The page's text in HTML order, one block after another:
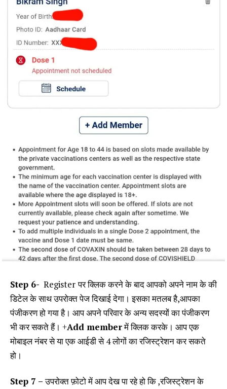
Step 6- Register पर क्लिक करने के बाद आपको अपने नाम के की
डिटेल के साथ उपरोक्त पेज दिखाई देगा। इसका मतलब है,आपका
पंजीकरण हो गया है। आप अपने परिवार के अन्य सदस्यों का पंजीकरण
भी कर सकते हैं। +Add memberमें क्लिक करके। आप एक
मोबाइल नंबर से या एक आईडी से 4 लोगों का रजिस्ट्रेशन कर सकते
हो।
Step 7 –उपरोक्त फ़ोटो में आप देख पा रहे हो कि ,रजिस्ट्रेशन के